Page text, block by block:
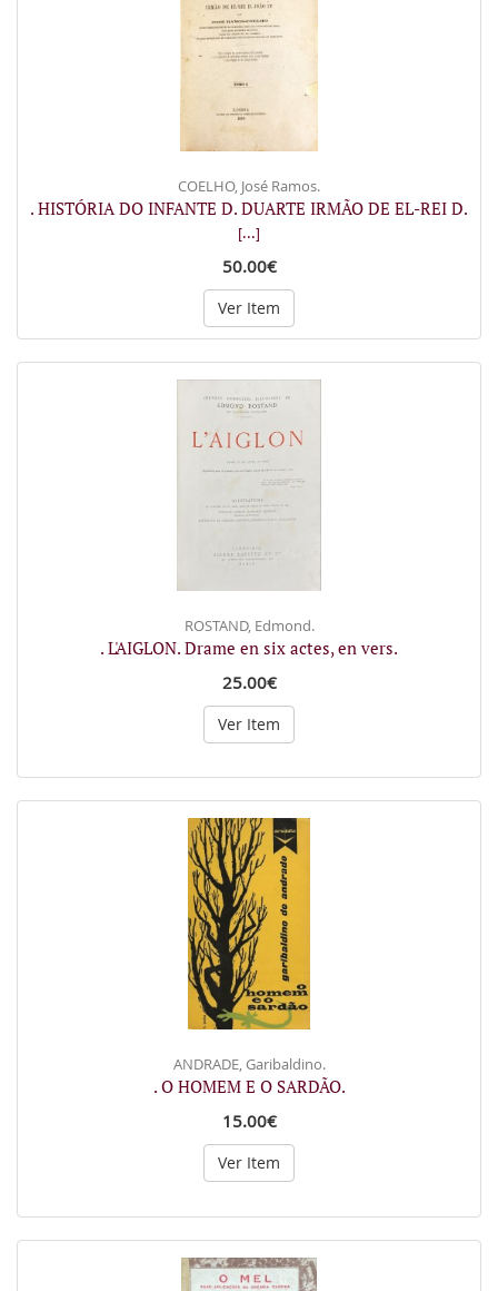
COELHO, José Ramos.
. HISTÓRIA DO INFANTE D. DUARTE IRMÃO DE EL-REI D.
[...]
50.00€
Ver Item
ROSTAND, Edmond.
. L'AIGLON. Drame en six actes, en vers.
25.00€
Ver Item
ANDRADE, Garibaldino.
. O HOMEM E O SARDÃO.
15.00€
Ver Item